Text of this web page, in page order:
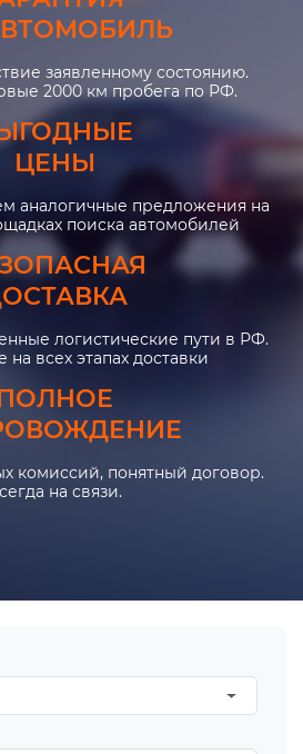
заявленному состоянию.
2000 км пробега по РФ.
ЦЕНЫ
аналогичные предложения на
поиска автомобилей
логистические пути в РФ.
на всех этапах доставки
комиссий, понятный договор.
на связи.